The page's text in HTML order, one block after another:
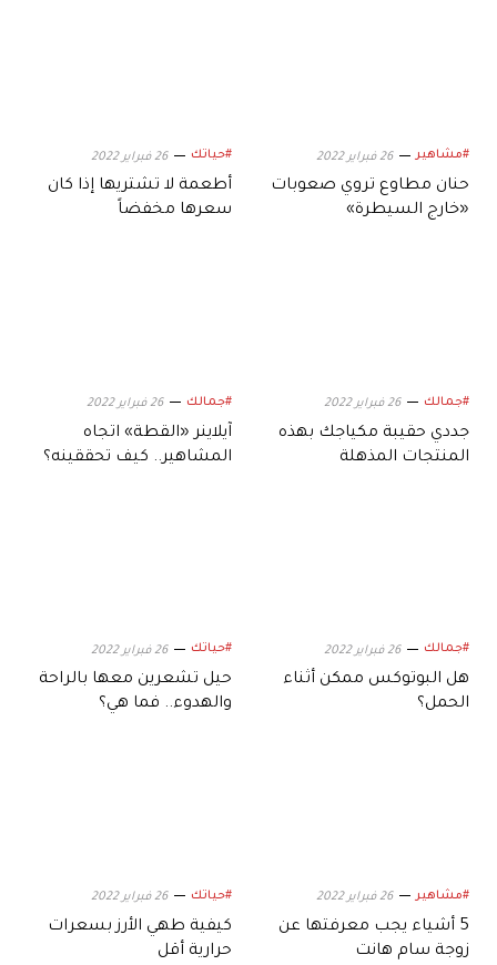
#مشاهير 26 فبراير 2022
حنان مطاوع تروي صعوبات
«خارج السيطرة»
#حياتك 26 فبراير 2022
أطعمة لا تشتريها إذا كان
سعرها مخفضاً
#جمالك 26 فبراير 2022
جددي حقيبة مكياجك بهذه
المنتجات المذهلة
#جمالك 26 فبراير 2022
آيلاينر «القطة» اتجاه
المشاهير.. كيف تحققينه؟
#جمالك 26 فبراير 2022
هل البوتوكس ممكن أثناء
الحمل؟
#حياتك 26 فبراير 2022
حيل تشعرين معها بالراحة
والهدوء.. فما هي؟
#مشاهير 26 فبراير 2022
5 أشياء يجب معرفتها عن
زوجة سام هانت
#حياتك 26 فبراير 2022
كيفية طهي الأرز بسعرات
حرارية أقل